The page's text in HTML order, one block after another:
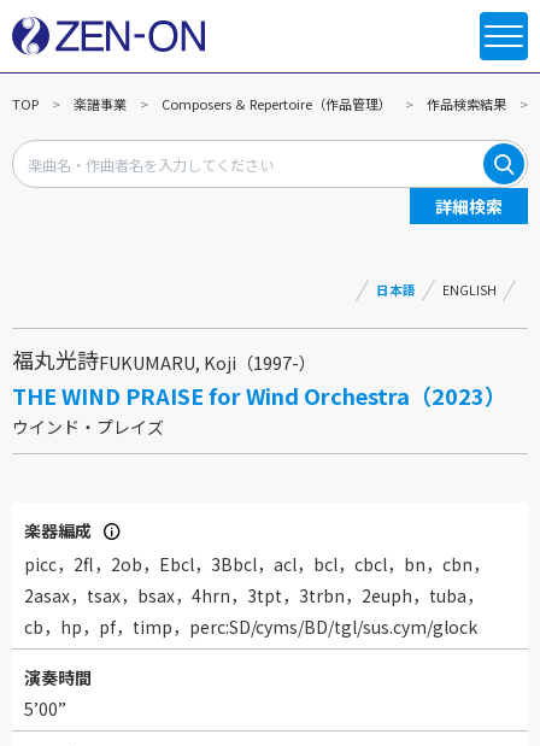
TOP 楽譜事業 Composers ＆ Repertoire（作品管理） 作品検索結果
詳細検索
日本語 ENGLISH
福丸光詩FUKUMARU, Koji（1997-）
THE WIND PRAISE for Wind Orchestra（2023）
ウインド・プレイズ
楽器編成
picc，2fl，2ob，Ebcl，3Bbcl，acl，bcl，cbcl，bn，cbn，
2asax，tsax，bsax，4hrn，3tpt，3trbn，2euph，tuba，
cb，hp，pf，timp，perc:SD/cyms/BD/tgl/sus.cym/glock
演奏時間
5’00”